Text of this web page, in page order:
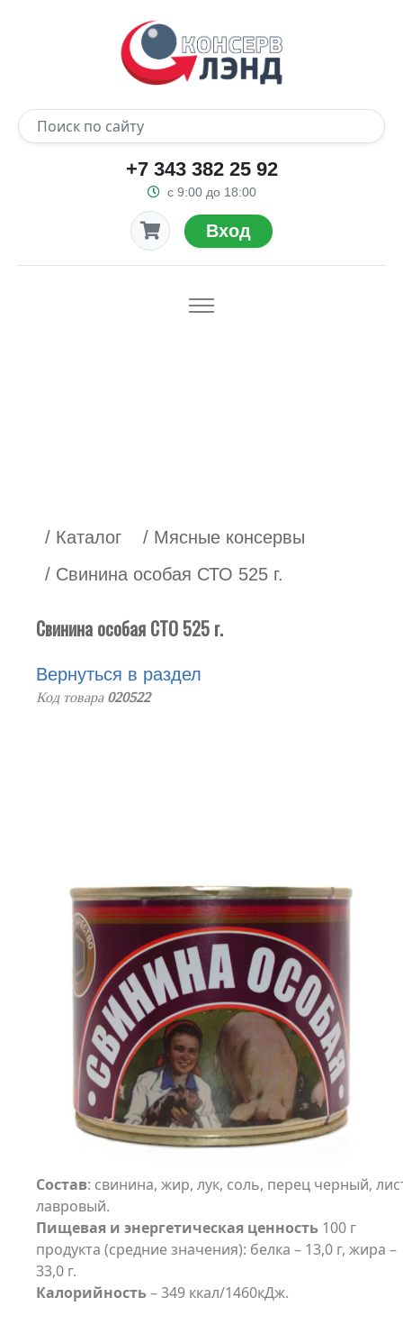
+7 343 382 25 92
с 9:00 до 18:00
Вход
/ Каталог
/ Мясные консервы
/ Свинина особая СТО 525 г.
Свинина особая СТО 525 г.
Вернуться в раздел
Код товара 020522
Состав: свинина, жир, лук, соль, перец черный,
лавровый.
Пищевая и энергетическая ценность 100 г
продукта (средние значения): белка – 13,0 г, жира –
33,0 г.
Калорийность – 349 ккал/1460кДж.